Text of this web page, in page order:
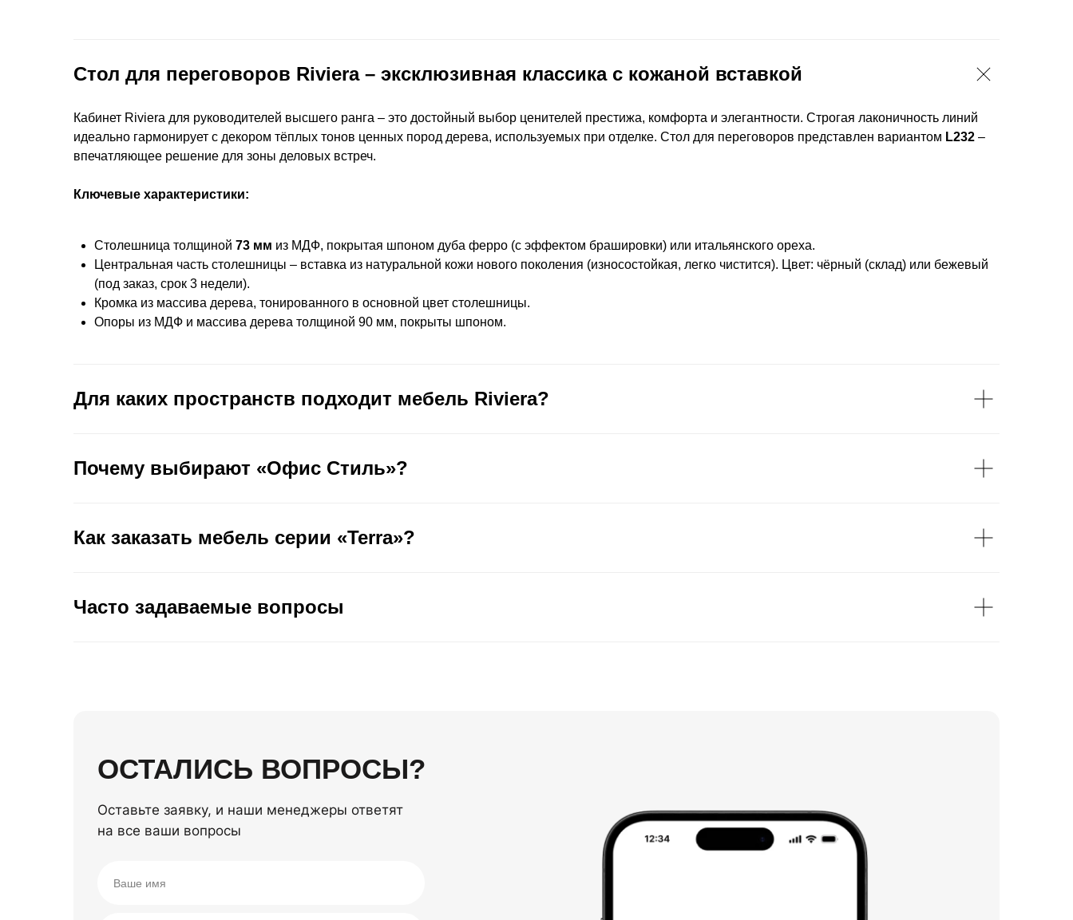
Стол для переговоров Riviera – эксклюзивная классика с кожаной вставкой
Кабинет Riviera для руководителей высшего ранга – это достойный выбор ценителей престижа, комфорта и элегантности. Строгая лаконичность линий
идеально гармонирует с декором тёплых тонов ценных пород дерева, используемых при отделке. Стол для переговоров представлен вариантом L232 –
впечатляющее решение для зоны деловых встреч.
Ключевые характеристики:
Столешница толщиной 73 мм из МДФ, покрытая шпоном дуба ферро (с эффектом брашировки) или итальянского ореха.
Центральная часть столешницы – вставка из натуральной кожи нового поколения (износостойкая, легко чистится). Цвет: чёрный (склад) или бежевый
(под заказ, срок 3 недели).
Кромка из массива дерева, тонированного в основной цвет столешницы.
Опоры из МДФ и массива дерева толщиной 90 мм, покрыты шпоном.
Для каких пространств подходит мебель Riviera?
Почему выбирают «Офис Стиль»?
Как заказать мебель серии «Terra»?
Часто задаваемые вопросы
ОСТАЛИСЬ ВОПРОСЫ?
Оставьте заявку, и наши менеджеры ответят
на все ваши вопросы